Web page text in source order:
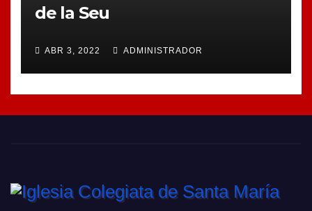
de la Seu
ABR 3, 2022 ADMINISTRADOR